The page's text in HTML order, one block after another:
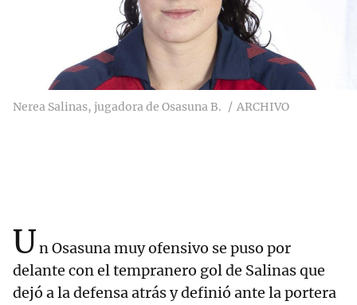
Nerea Salinas, jugadora de Osasuna B. ARCHIVO
Un Osasuna muy ofensivo se puso por
delante con el tempranero gol de Salinas que
dejó a la defensa atrás y definió ante la portera